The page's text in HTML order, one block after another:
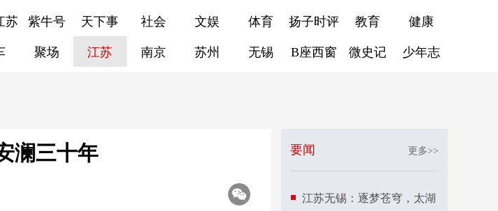
苏 紫牛号 天下事 社会 文娱 体育 扬子时评 教育 健康
聚场 江苏 南京 苏州 无锡 B座西窗 微史记 少年志
澜三十年 要闻 更多>>
江苏无锡：逐梦苍穹，太湖